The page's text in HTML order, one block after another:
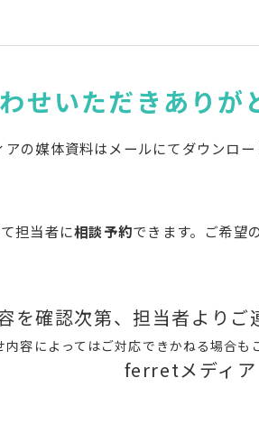
せいただきありが
の媒体資料はメールにてダウンロー
担当者に相談予約できます。ご希望
を確認次第、担当者よりご
内容によってはご対応できかねる場合も
ferretメディア